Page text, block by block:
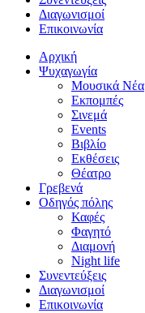
Διαγωνισμοί
Επικοινωνία
Αρχική
Ψυχαγωγία
Μουσικά Νέα
Εκπομπές
Σινεμά
Events
Βιβλίο
Εκθέσεις
Θέατρο
Γρεβενά
Οδηγός πόλης
Καφές
Φαγητό
Διαμονή
Night life
Συνεντεύξεις
Διαγωνισμοί
Επικοινωνία